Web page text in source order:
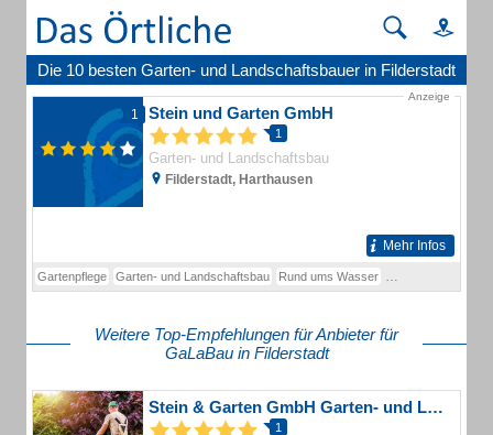
Die 10 besten Garten- und Landschaftsbauer in Filderstadt
Anzeige
1 Stein und Garten GmbH
1
Garten- und Landschaftsbau
Filderstadt, Harthausen
Mehr Infos
Gartenpflege Garten- und Landschaftsbau Rund ums Wasser
Weitere Top-Empfehlungen für Anbieter für
GaLaBau in Filderstadt
Stein & Garten GmbH Garten- und Landschaftsbau
1